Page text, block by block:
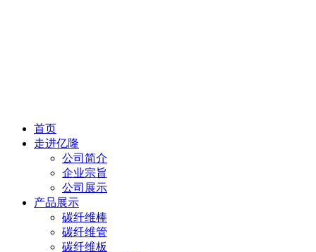
首页
走进亿隆
公司简介
企业宗旨
公司展示
产品展示
碳纤维棒
碳纤维管
碳纤维板